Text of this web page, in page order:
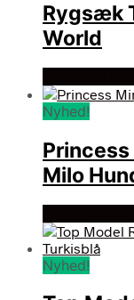
Rygsæk
World
Nyhed!
Milo
Nyhed!